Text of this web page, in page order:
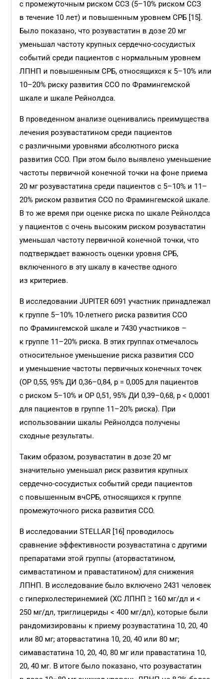
с промежуточным риском ССЗ (5–10% риском ССЗ
в течение 10 лет) и повышенным уровнем СРБ [15].
Было показано, что розувастатин в дозе 20 мг
уменьшал частоту крупных сердечно-сосудистых
событий среди пациентов с нормальным уровнем
ЛПНП и повышенным СРБ, относящихся к 5–10% или
10–20% риску развития ССО по Фрамингемской
шкале и шкале Рейнолдса.
В проведенном анализе оценивались преимущества
лечения розувастатином среди пациентов
с различными уровнями абсолютного риска
развития ССО. При этом было выявлено уменьшение
частоты первичной конечной точки на фоне приема
20 мг розувастатина среди пациентов с 5–10% и 11–
20% риском развития ССО по Фрамингемской шкале.
В то же время при оценке риска по шкале Рейнолдса
у пациентов с очень высоким риском розувастатин
уменьшал частоту первичной конечной точки, что
подтверждает важность оценки уровня СРБ,
включенного в эту шкалу в качестве одного
из критериев.
В исследовании JUPITER 6091 участник принадлежал
к группе 5–10% 10-летнего риска развития ССО
по Фрамингемской шкале и 7430 участников –
к группе 11–20% риска. В этих группах отмечалось
относительное уменьшение риска развития ССО
и уменьшение частоты первичных конечных точек
(ОР 0,55, 95% ДИ 0,36–0,84, p = 0,005 для пациентов
с риском 5–10% и ОР 0,51, 95% ДИ 0,39–0,68, p < 0,0001
для пациентов в группе 11–20% риска). При
использовании шкалы Рейнолдса получены
сходные результаты.
Таким образом, розувастатин в дозе 20 мг
значительно уменьшал риск развития крупных
сердечно-сосудистых событий среди пациентов
с повышенным вчСРБ, относящихся к группе
промежуточного риска развития ССО.
В исследовании STELLAR [16] проводилось
сравнение эффективности розувастатина с другими
препаратами этой группы (аторвастатином,
симвастатином и правастатином) для снижения
ЛПНП. В исследование было включено 2431 человек
с гиперхолестеринемией (ХС ЛПНП ≥ 160 мг/дл и <
250 мг/дл, триглицериды < 400 мг/дл), которые были
рандомизированы к приему розувастатина 10, 20, 40
или 80 мг; аторвастатина 10, 20, 40 или 80 мг;
симавастатина 10, 20, 40, 80 мг или правастатина 10,
20, 40 мг. В итоге было показано, что розувастатин